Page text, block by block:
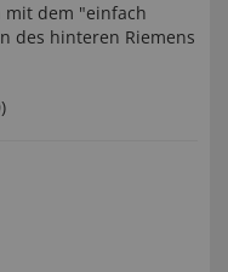
mit dem "einfach
des hinteren Riemens
)